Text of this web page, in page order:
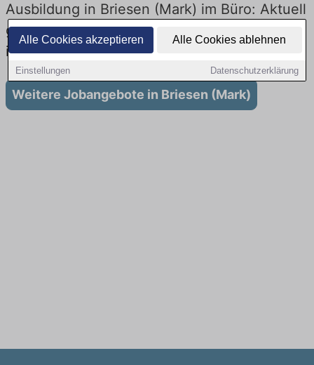
Alle Cookies akzeptieren Alle Cookies ablehnen
Einstellungen Datenschutzerklärung
Ausbildung in Briesen (Mark) im Büro: Aktuell
gibt es keine Stellenangebote für Ausbildung
in Briesen (Mark)
Weitere Jobangebote in Briesen (Mark)